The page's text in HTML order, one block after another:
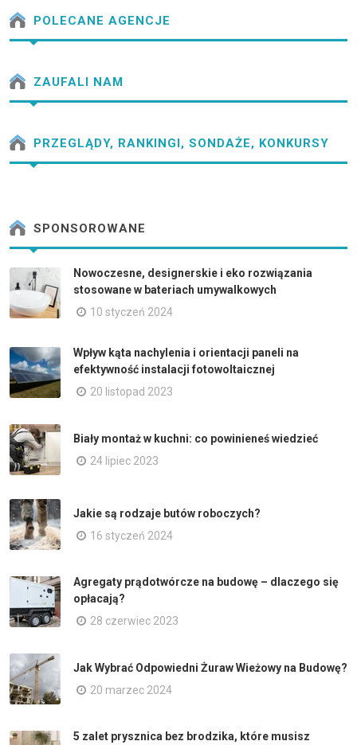
POLECANE AGENCJE
ZAUFALI NAM
PRZEGLĄDY, RANKINGI, SONDAŻE, KONKURSY
SPONSOROWANE
Nowoczesne, designerskie i eko rozwiązania
stosowane w bateriach umywalkowych
10 styczeń 2024
Wpływ kąta nachylenia i orientacji paneli na
efektywność instalacji fotowoltaicznej
20 listopad 2023
Biały montaż w kuchni: co powinieneś wiedzieć
24 lipiec 2023
Jakie są rodzaje butów roboczych?
16 styczeń 2024
Agregaty prądotwórcze na budowę – dlaczego się
opłacają?
28 czerwiec 2023
Jak Wybrać Odpowiedni Żuraw Wieżowy na Budowę?
20 marzec 2024
5 zalet prysznica bez brodzika, które musisz